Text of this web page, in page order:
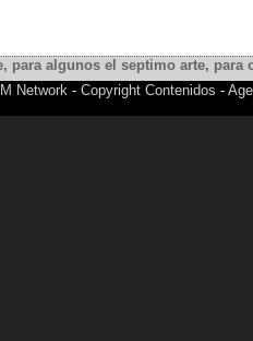
para algunos el septimo arte,
Network - Copyright Contenidos -